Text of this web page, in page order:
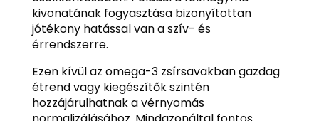
kivonatának fogyasztása bizonyítottan
jótékony hatással van a szív- és
érrendszerre.
Ezen kívül az omega-3 zsírsavakban gazdag
étrend vagy kiegészítők szintén
hozzájárulhatnak a vérnyomás